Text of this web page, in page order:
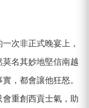
次非正式晚宴上，
名其妙地堅信南越
，都會讓他狂怒。
重創西貢士氣，助